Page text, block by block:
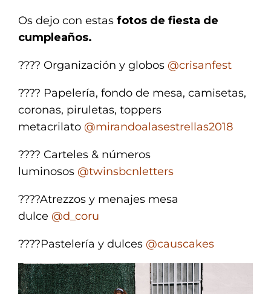
Os dejo con estas fotos de fiesta de
cumpleaños.
???? Organización y globos @crisanfest
???? Papelería, fondo de mesa, camisetas,
coronas, piruletas, toppers
metacrilato @mirandoalasestrellas2018
???? Carteles & números
luminosos @twinsbcnletters
????Atrezzos y menajes mesa
dulce @d_coru
????Pastelería y dulces @causcakes